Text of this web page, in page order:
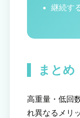
継続す
まとめ
高重量・低回
れ異なるメリ